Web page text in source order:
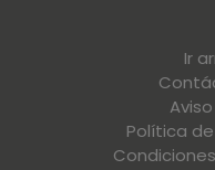
Ir
Política